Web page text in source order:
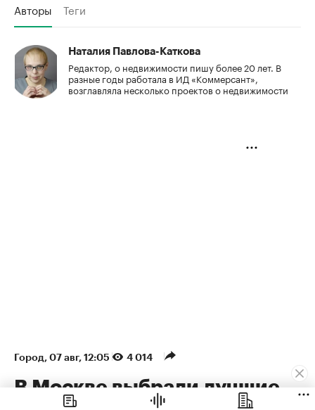
Авторы Теги
Наталия Павлова-Каткова
Редактор, о недвижимости пишу более 20 лет. В
разные годы работала в ИД «Коммерсант»,
возглавляла несколько проектов о недвижимости
Город⁠, 07 авг, 12:05 4 014
В Москве выбрали лучшие